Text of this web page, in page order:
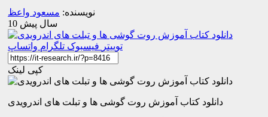
نویسنده: مسعود واعظ
10 سال پیش
توییتر فیسبوک تلگرام واتساپ
کپی لینک
دانلود کتاب آموزش روت گوشی ها و تبلت های اندرویدی